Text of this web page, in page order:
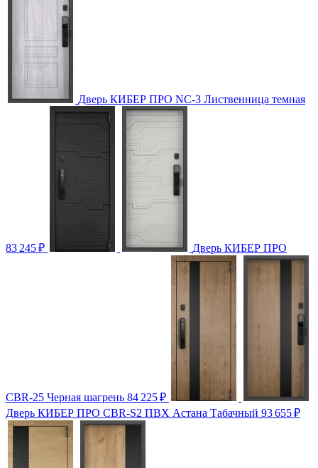
Дверь КИБЕР ПРО NC-3 Лиственница темная
83 245₽ Дверь КИБЕР ПРО
CBR-25 Черная шагрень 84 225₽
Дверь КИБЕР ПРО CBR-S2 ПВХ Астана Табачный 93 655₽